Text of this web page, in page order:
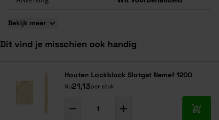
Bekijk meer
Dit vind je misschien ook handig
Houten Lockblock Slotgat Nemef 1200
Nu21,13per stuk
In